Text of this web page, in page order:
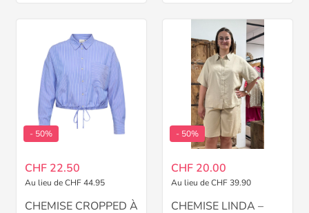
- 50%
CHF 22.50
Au lieu de CHF 44.95
CHEMISE CROPPED À
- 50%
CHF 20.00
Au lieu de CHF 39.90
CHEMISE LINDA –